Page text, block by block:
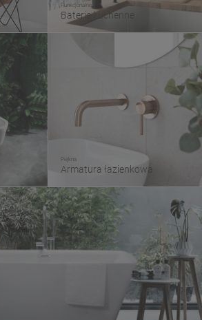
Funkcjonalne
Baterie kuchenne
Piękna
Armatura łazienkowa